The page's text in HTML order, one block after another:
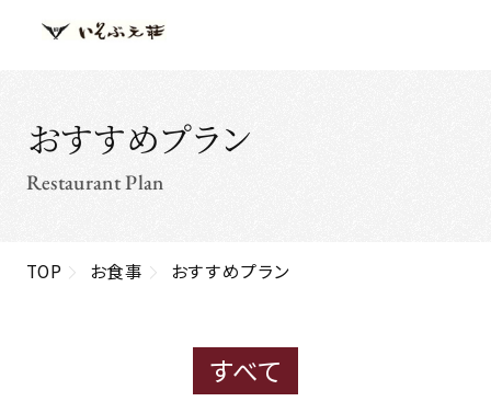
おすすめプラン
Restaurant Plan
TOP お食事 おすすめプラン
すべて